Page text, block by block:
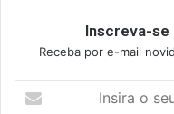
Inscreva-se
Receba por e-mail